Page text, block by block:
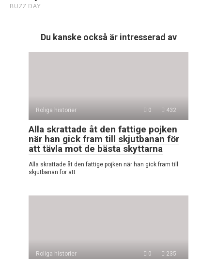
Du kanske också är intresserad av
Roliga historier 0 432
Alla skrattade åt den fattige pojken
när han gick fram till skjutbanan för
att tävla mot de bästa skyttarna
Alla skrattade åt den fattige pojken när han gick fram till
skjutbanan för att
Roliga historier 0 235